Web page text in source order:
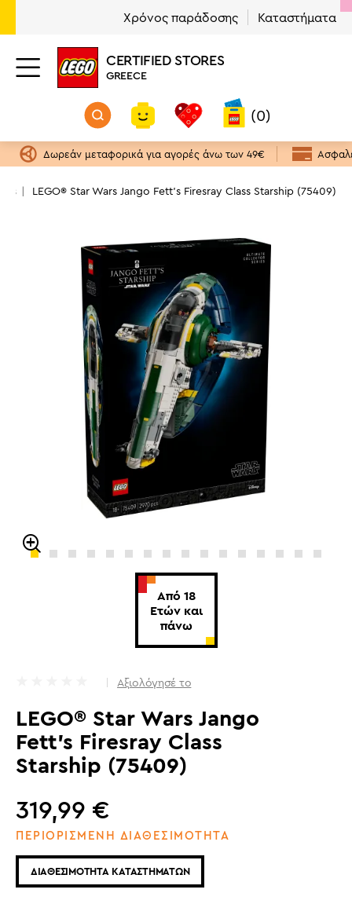
Χρόνος παράδοσης Καταστήματα
CERTIFIED STORES
GREECE
(0)
Δωρεάν μεταφορικά για αγορές άνω των 49€
LEGO® Star Wars Jango Fett's Firesray Class Starship (75409)
Από 18
Ετών και
πάνω
Αξιολόγησέ το
LEGO® Star Wars Jango
Fett's Firesray Class
Starship (75409)
319,99 €
ΠΕΡΙΟΡΙΣΜΕΝΗ ΔΙΑΘΕΣΙΜΟΤΗΤΑ
ΔΙΑΘΕΣΙΜΟΤΗΤΑ ΚΑΤΑΣΤΗΜΑΤΩΝ